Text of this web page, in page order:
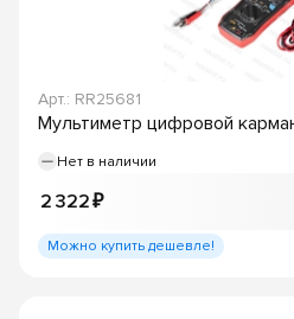
Арт.: RR25681
Мультиметр цифровой
Нет в наличии
2 322 ₽
Можно купить дешевле!